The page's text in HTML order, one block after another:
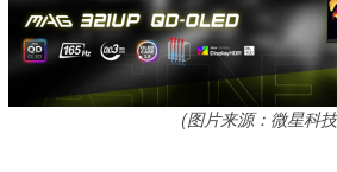
(图片来源：微星科技